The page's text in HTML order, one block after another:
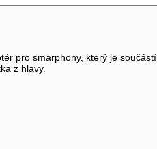
pro smarphony, který je součástí.
z hlavy.